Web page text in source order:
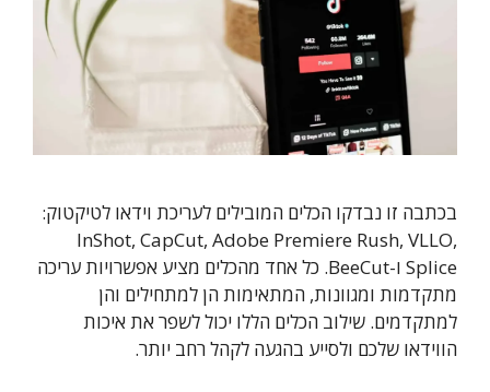
בכתבה זו נבדקו הכלים המובילים לעריכת וידאו לטיקטוק:
InShot, CapCut, Adobe Premiere Rush, VLLO,
Splice ו-BeeCut. כל אחד מהכלים מציע אפשרויות עריכה
מתקדמות ומגוונות, המתאימות הן למתחילים והן
למתקדמים. שילוב הכלים הללו יכול לשפר את איכות
הווידאו שלכם ולסייע בהגעה לקהל רחב יותר.